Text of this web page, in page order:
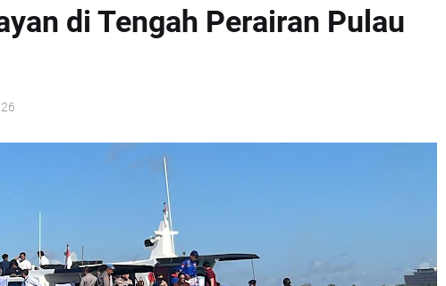
di Tengah Perairan Pulau